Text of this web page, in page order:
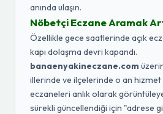
anında ulaşın.
Nöbetçi Eczane Aramak
Özellikle gece saatlerinde açık
kapı dolaşma devri kapandı.
banaenyakineczane.com
illerinde ve ilçelerinde o an
eczaneleri anlık olarak
sürekli güncellendiği için "adrese